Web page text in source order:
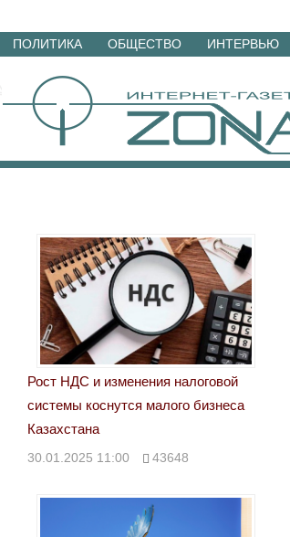
Перейти
материалам
ПОЛИТИКА ОБЩЕСТВО ИНТЕРВЬЮ
Рост НДС и изменения налоговой
системы коснутся малого бизнеса
Казахстана
30.01.2025 11:00 43648